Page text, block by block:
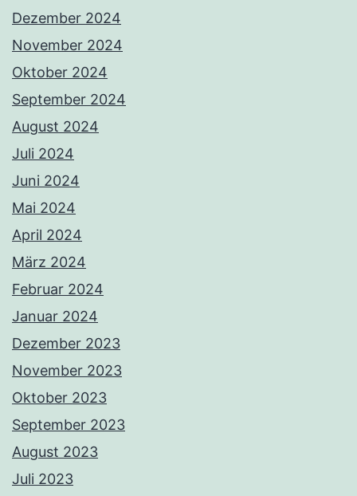
Dezember 2024
November 2024
Oktober 2024
September 2024
August 2024
Juli 2024
Juni 2024
Mai 2024
April 2024
März 2024
Februar 2024
Januar 2024
Dezember 2023
November 2023
Oktober 2023
September 2023
August 2023
Juli 2023